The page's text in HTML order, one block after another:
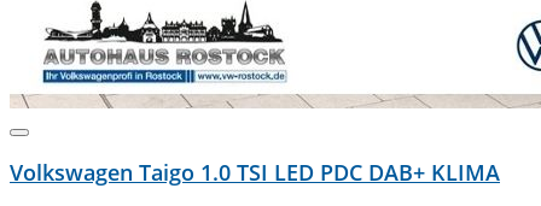
Volkswagen Taigo 1.0 TSI LED PDC DAB+ KLIMA